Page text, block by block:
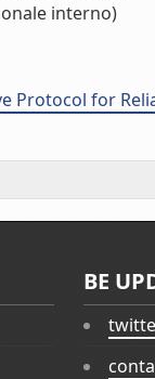
interno)
Protocol for
BE